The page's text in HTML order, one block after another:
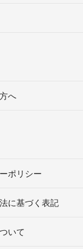
へ
ポリシー
に基づく表記
いて